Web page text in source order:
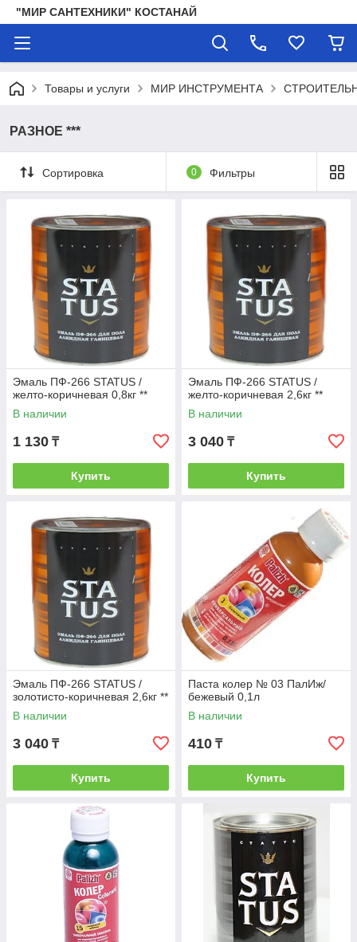
"МИР САНТЕХНИКИ" КОСТАНАЙ
Товары и услуги МИР ИНСТРУМЕНТА
РАЗНОЕ ***
Сортировка 0 Фильтры
Эмаль ПФ-266 STATUS /
желто-коричневая 0,8кг **
В наличии
1 130 ₸
Купить
Эмаль ПФ-266 STATUS /
желто-коричневая 2,6кг **
В наличии
3 040 ₸
Купить
Эмаль ПФ-266 STATUS /
золотисто-коричневая 2,6кг **
В наличии
3 040 ₸
Купить
Паста колер № 03 ПалИж/
бежевый 0,1л
В наличии
410 ₸
Купить